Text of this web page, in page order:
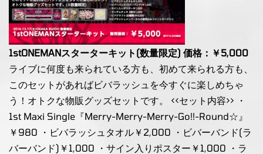
1stONEMANスターターキット(数量限定) 価格：￥5,000
ライブに何度も来られている方も、初めて来られる方も、
このセットがあればビバラッシュを今すぐに楽しめちゃ
う！オトクな物販グッズセットです。 <<セット内容>> ・
1st Maxi Single『Merry-Merry-Merry-Go!!-Round☆』
￥980 ・ビバラッシュタオル￥2,000 ・ビバーバンド(ラ
バーバンド)￥1,000 ・サイン入りポスター￥1,000 ・ラ